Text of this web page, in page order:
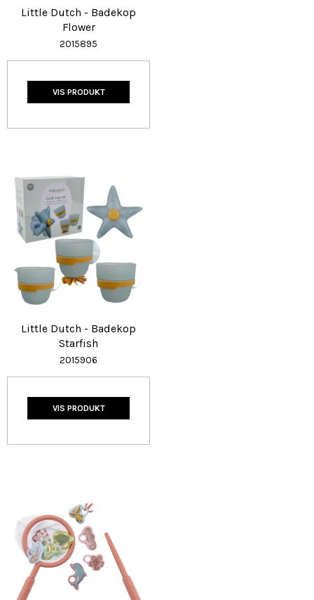
Little Dutch - Badekop
Flower
2015895
VIS PRODUKT
Little Dutch - Badekop
Starfish
2015906
VIS PRODUKT